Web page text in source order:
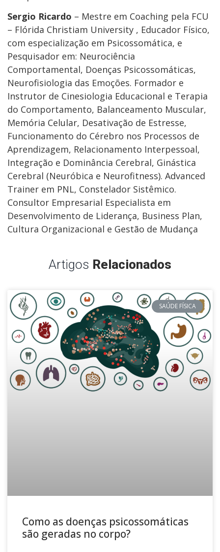
Sergio Ricardo – Mestre em Coaching pela FCU
– Flórida Christiam University , Educador Físico,
com especialização em Psicossomática, e
Pesquisador em: Neurociência
Comportamental, Doenças Psicossomáticas,
Neurofisiologia das Emoções. Formador e
Instrutor de Cinesiologia Educacional e Terapia
do Comportamento, Balanceamento Muscular,
Memória Celular, Desativação de Estresse,
Funcionamento do Cérebro nos Processos de
Aprendizagem, Relacionamento Interpessoal,
Integração e Dominância Cerebral, Ginástica
Cerebral (Neuróbica e Neurofitness). Advanced
Trainer em PNL, Constelador Sistêmico.
Consultor Empresarial Especialista em
Desenvolvimento de Liderança, Business Plan,
Cultura Organizacional e Gestão de Mudança
Artigos Relacionados
SAÚDE FÍSICA
Como as doenças psicossomáticas
são geradas no corpo?